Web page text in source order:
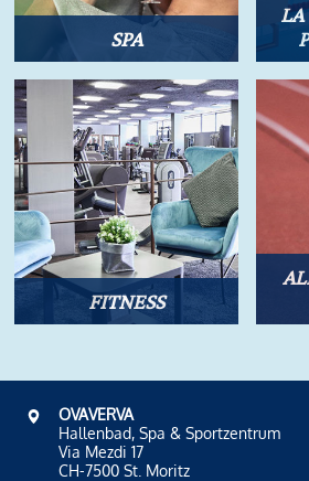
SPA
LA
FITNESS
OVAVERVA
Hallenbad, Spa & Sportzentrum
Via Mezdi 17
CH-7500 St. Moritz